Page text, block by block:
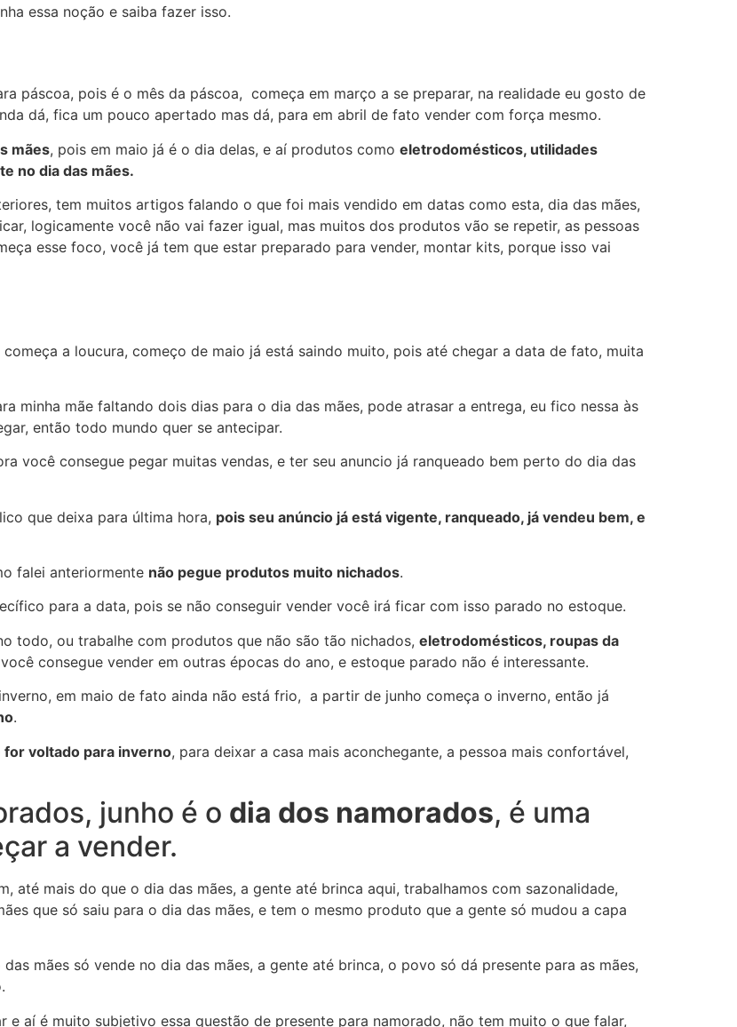
essa noção e saiba fazer isso.
páscoa, pois é o mês da páscoa, começa em março a se preparar, na realidade eu gosto de
dá, fica um pouco apertado mas dá, para em abril de fato vender com força mesmo.
mães, pois em maio já é o dia delas, e aí produtos como eletrodomésticos, utilidades
no dia das mães.
tem muitos artigos falando o que foi mais vendido em datas como esta, dia das mães,
logicamente você não vai fazer igual, mas muitos dos produtos vão se repetir, as pessoas
esse foco, você já tem que estar preparado para vender, montar kits, porque isso vai
a loucura, começo de maio já está saindo muito, pois até chegar a data de fato, muita
minha mãe faltando dois dias para o dia das mães, pode atrasar a entrega, eu fico nessa às
então todo mundo quer se antecipar.
você consegue pegar muitas vendas, e ter seu anuncio já ranqueado bem perto do dia das
que deixa para última hora, pois seu anúncio já está vigente, ranqueado, já vendeu bem, e
falei anteriormente não pegue produtos muito nichados.
para a data, pois se não conseguir vender você irá ficar com isso parado no estoque.
todo, ou trabalhe com produtos que não são tão nichados, eletrodomésticos, roupas da
consegue vender em outras épocas do ano, e estoque parado não é interessante.
em maio de fato ainda não está frio, a partir de junho começa o inverno, então já
.
voltado para inverno, para deixar a casa mais aconchegante, a pessoa mais confortável,
junho é o dia dos namorados, é uma
a vender.
até mais do que o dia das mães, a gente até brinca aqui, trabalhamos com sazonalidade,
que só saiu para o dia das mães, e tem o mesmo produto que a gente só mudou a capa
mães só vende no dia das mães, a gente até brinca, o povo só dá presente para as mães,
aí é muito subjetivo essa questão de presente para namorado, não tem muito o que falar,